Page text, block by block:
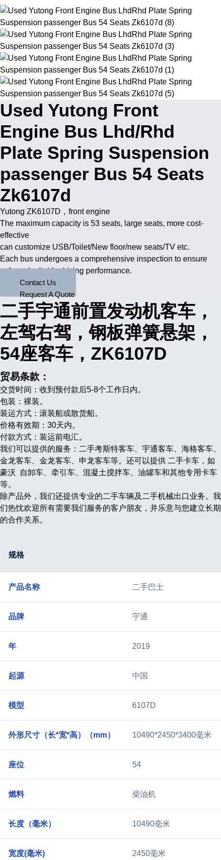
Used Yutong Front
Engine Bus Lhd/Rhd
Plate Spring Suspension
passenger Bus 54 Seats
Zk6107d
Yutong ZK6107D，front engine
The maximum capacity is 53 seats, large seats, more cost-
effective
can customize USB/Toilet/New floor/new seats/TV etc.
Each bus undergoes a comprehensive inspection to ensure
safe and reliable driving performance.
Contact Us
Request A Quote
二手宇通前置发动机客车，
左驾右驾，钢板弹簧悬架，
54座客车，ZK6107D
贸易条款：
交货时间：收到预付款后5-8个工作日内。
包装：裸装。
装运方式：滚装船或散货船。
价格有效期：30天内。
付款方式：装运前电汇。
我们可以提供的服务：二手考斯特客车、宇通客车、海格客车、
金龙客车、金龙客车、申龙客车等。还可以提供 二手卡车，如
豪沃 自卸车 、牵引车、混凝土搅拌车、油罐车和其他专用卡车
等。
除产品外，我们还提供专业的二手车辆及二手机械出口业务。我
们热忱欢迎所有需要我们服务的客户朋友，并乐意与您建立长期
的合作关系。
规格
产品名称 二手巴士
品牌 宇通
年 2019
起源 中国
模型 6107D
外形尺寸（长*宽*高）（mm） 10490*2450*3400毫米
座位 54
燃料 柴油机
长度（毫米） 10490毫米
宽度(毫米) 2450毫米